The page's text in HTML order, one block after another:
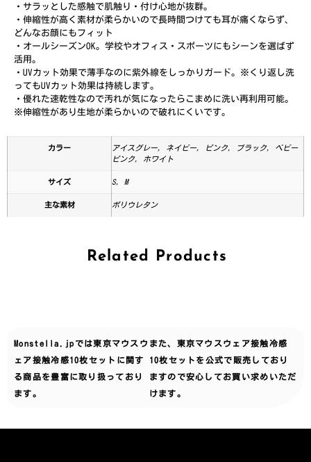
・サラッとした感触で肌触り・付け心地が抜群。
・伸縮性が高く素材が柔らかいので長時間つけても耳が痛くならず、
どんなお顔にもフィット
・オールシーズンOK。学校やオフィス・スポーツにもシーンを選ばず
活用。
・UVカット効果で薄手なのに紫外線をしっかりガード。※くり返し洗
ってもUVカット効果は持続します。
・優れた速乾性なので汚れが気になったらこまめに洗い再利用可能。
※伸縮性があり生地が柔らかいので破れにくいです。
カラー
アイスグレー, ネイビー, ピンク, ブラック, ベビー
ピンク, ホワイト
サイズ S, M
主な素材 ポリウレタン
Related Products
Monstella.jpでは東京マウスウ
ェア接触冷感10枚セット に関す
る商品を豊富に取り扱っており
ます。
また、東京マウスウェア接触冷感
10枚セットを公式で販売しており
ますので安心してお買い求めいただ
けます。